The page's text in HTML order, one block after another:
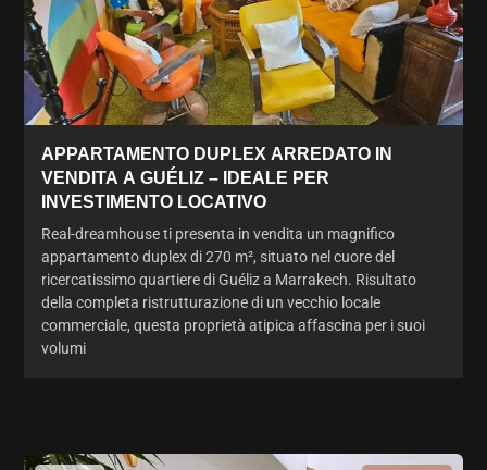
APPARTAMENTO DUPLEX ARREDATO IN
VENDITA A GUÉLIZ – IDEALE PER
INVESTIMENTO LOCATIVO
Real-dreamhouse ti presenta in vendita un magnifico
appartamento duplex di 270 m², situato nel cuore del
ricercatissimo quartiere di Guéliz a Marrakech. Risultato
della completa ristrutturazione di un vecchio locale
commerciale, questa proprietà atipica affascina per i suoi
volumi